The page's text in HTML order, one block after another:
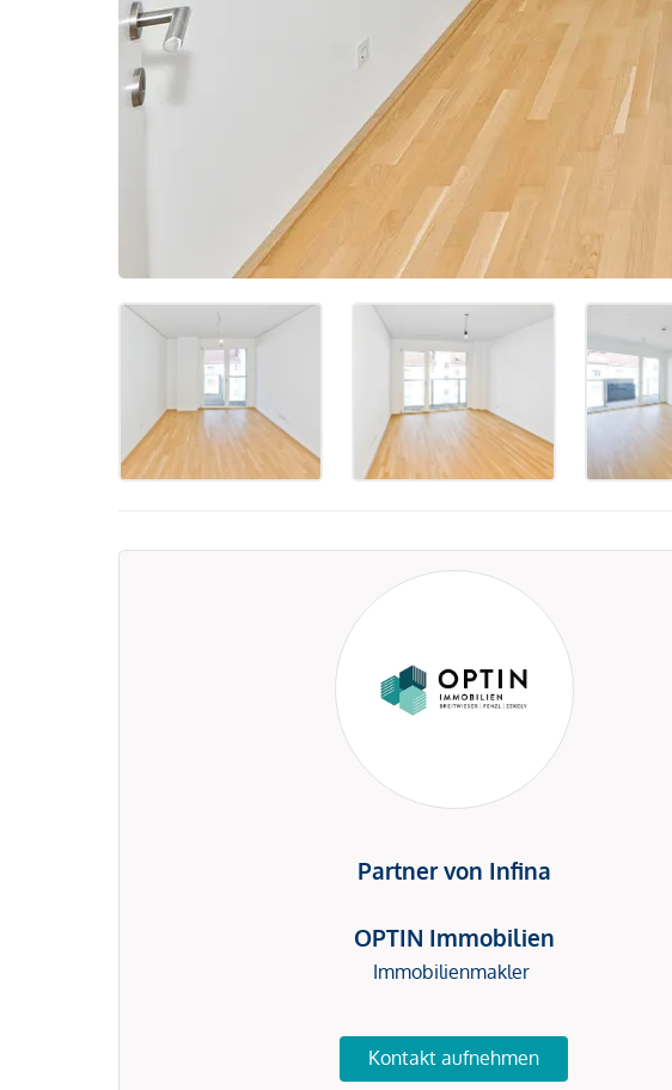
Partner von Infina
OPTIN Immobilien
Immobilienmakler
Kontakt aufnehmen